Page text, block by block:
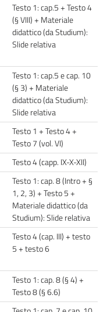
Testo 1: cap.5 + Testo 4
(§ VIII) + Materiale
didattico (da Studium):
Slide relativa
Testo 1: cap.5 e cap. 10
(§ 3) + Materiale
didattico (da Studium):
Slide relativa
Testo 1 + Testo 4 +
Testo 7 (vol. VI)
Testo 4 (capp. IX-X-XII)
Testo 1: cap. 8 (Intro + §
1, 2, 3) + Testo 5 +
Materiale didattico (da
Studium): Slide relativa
Testo 4 (cap. III) + testo
5 + testo 6
Testo 1: cap. 8 (§ 4) +
Testo 8 (§ 6.6)